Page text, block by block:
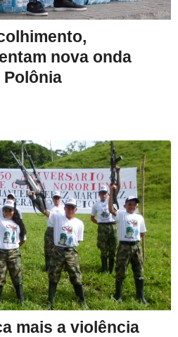
nova onda
Polônia
mais a violência